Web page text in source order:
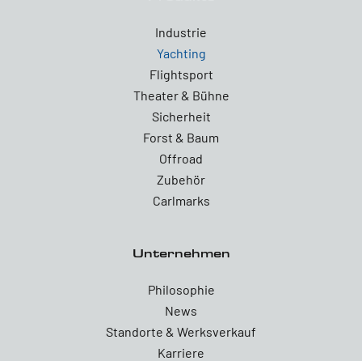
Industrie
Yachting
Flightsport
Theater & Bühne
Sicherheit
Forst & Baum
Offroad
Zubehör
Carlmarks
Unternehmen
Philosophie
News
Standorte & Werksverkauf
Karriere